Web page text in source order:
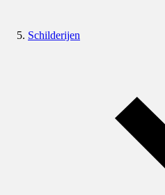
Schilderijen